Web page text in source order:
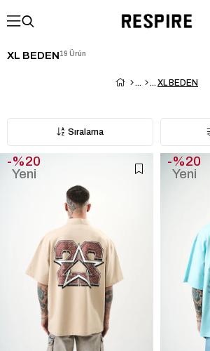
XL BEDEN19 Ürün
XL BEDEN
Sıralama
%20
Yeni
%20
Yeni